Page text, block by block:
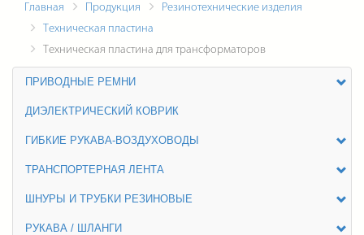
Главная Продукция
Резинотехнические изделия
Техническая пластина
Техническая пластина для трансформаторов
ПРИВОДНЫЕ РЕМНИ
ДИЭЛЕКТРИЧЕСКИЙ КОВРИК
ГИБКИЕ РУКАВА-ВОЗДУХОВОДЫ
ТРАНСПОРТЕРНАЯ ЛЕНТА
ШНУРЫ И ТРУБКИ РЕЗИНОВЫЕ
РУКАВА / ШЛАНГИ